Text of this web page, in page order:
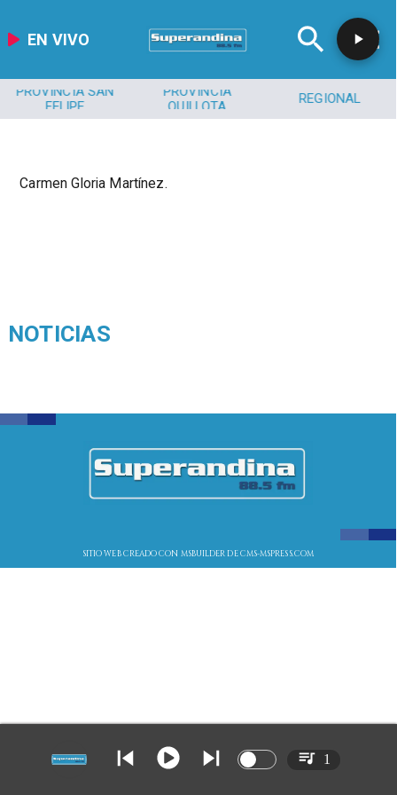
EN VIVO
PROVINCIA SAN
FELIPE
PROVINCIA
QUILLOTA
REGIONAL
Carmen Gloria Martínez.
NOTICIAS
SITIO WEB CREADO CON MSBUILDER DE CMS-MSPRESS.COM
1